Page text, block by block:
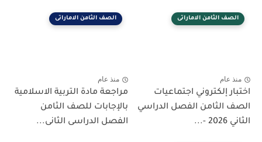
الصف الثامن الاماراتى
منذ عام
اختبار إلكتروني اجتماعيات
الصف الثامن الفصل الدراسي
الثاني 2026 -...
الصف الثامن الاماراتى
منذ عام
مراجعة مادة التربية الاسلامية
بالإجابات للصف الثامن
الفصل الدراسى الثانى...